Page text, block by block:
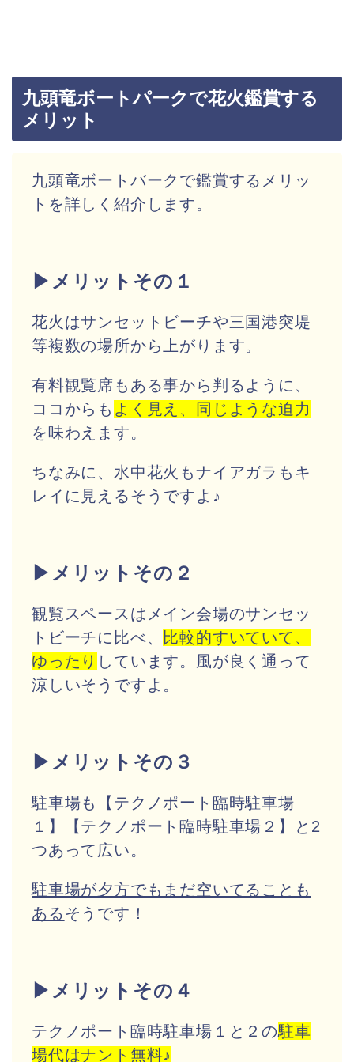
九頭竜ボートパークで花火鑑賞する
メリット
九頭竜ボートバークで鑑賞するメリッ
トを詳しく紹介します。
▶メリットその１
花火はサンセットビーチや三国港突堤
等複数の場所から上がります。
有料観覧席もある事から判るように、
ココからも よく見え、同じような迫力
を味わえます。
ちなみに、水中花火もナイアガラもキ
レイに見えるそうですよ♪
▶メリットその２
観覧スペースはメイン会場のサンセッ
トビーチに比べ、
比較的すいていて、
ゆったり しています。風が良く通って
涼しいそうですよ。
▶メリットその３
駐車場も【テクノポート臨時駐車場
１】【テクノポート臨時駐車場２】と2
つあって広い。
駐車場が夕方でもまだ空いてることも
あるそうです！
▶メリットその４
テクノポート臨時駐車場１と２の駐車
場代はナント無料♪